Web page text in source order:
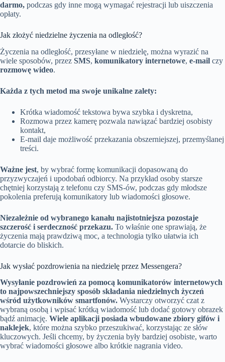
darmo, podczas gdy inne mogą wymagać rejestracji lub uiszczenia
opłaty.
Jak złożyć niedzielne życzenia na odległość?
Życzenia na odległość, przesyłane w niedzielę, można wyrazić na
wiele sposobów, przez SMS, komunikatory internetowe, e-mail czy
rozmowę wideo.
Każda z tych metod ma swoje unikalne zalety:
Krótka wiadomość tekstowa bywa szybka i dyskretna,
Rozmowa przez kamerę pozwala nawiązać bardziej osobisty
kontakt,
E-mail daje możliwość przekazania obszerniejszej, przemyślanej
treści.
Ważne jest, by wybrać formę komunikacji dopasowaną do
przyzwyczajeń i upodobań odbiorcy. Na przykład osoby starsze
chętniej korzystają z telefonu czy SMS-ów, podczas gdy młodsze
pokolenia preferują komunikatory lub wiadomości głosowe.
Niezależnie od wybranego kanału najistotniejsza pozostaje
szczerość i serdeczność przekazu. To właśnie one sprawiają, że
życzenia mają prawdziwą moc, a technologia tylko ułatwia ich
dotarcie do bliskich.
Jak wysłać pozdrowienia na niedzielę przez Messengera?
Wysyłanie pozdrowień za pomocą komunikatorów internetowych
to najpowszechniejszy sposób składania niedzielnych życzeń
wśród użytkowników smartfonów. Wystarczy otworzyć czat z
wybraną osobą i wpisać krótką wiadomość lub dodać gotowy obrazek
bądź animację. Wiele aplikacji posiada wbudowane zbiory gifów i
naklejek, które można szybko przeszukiwać, korzystając ze słów
kluczowych. Jeśli chcemy, by życzenia były bardziej osobiste, warto
wybrać wiadomości głosowe albo krótkie nagrania video.